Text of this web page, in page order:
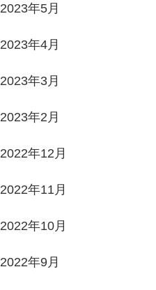
2023年5月
2023年4月
2023年3月
2023年2月
2022年12月
2022年11月
2022年10月
2022年9月